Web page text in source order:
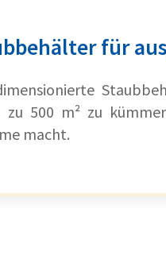
für
zu 500 m² zu
macht.